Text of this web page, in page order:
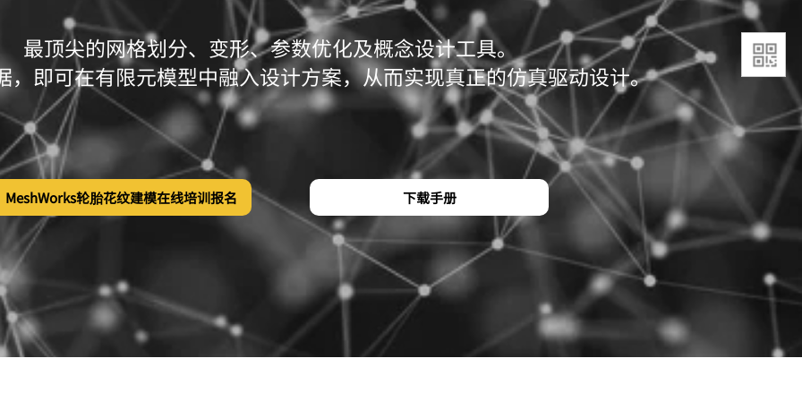
最顶尖的网格划分、变形、参数优化及概念设计工具。
，即可在有限元模型中融入设计方案，从而实现真正的仿真驱动设计。
MeshWorks轮胎花纹建模在线培训报名 下载手册